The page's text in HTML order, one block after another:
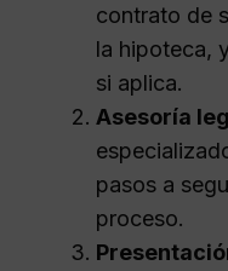
contrato de
la hipoteca,
si aplica.
Asesoría
pasos a
proceso.